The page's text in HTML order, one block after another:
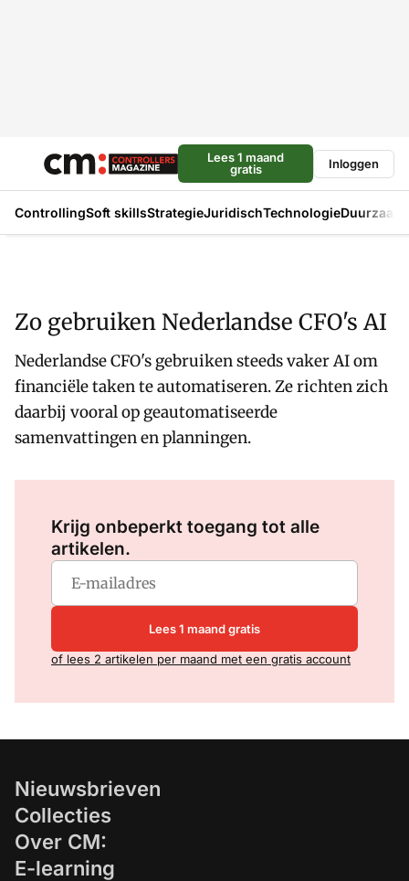
Lees 1 maand
gratis
Inloggen
ControllingSoft skillsStrategieJuridischTechnologie
Zo gebruiken Nederlandse CFO's AI
Nederlandse CFO's gebruiken steeds vaker AI om
financiële taken te automatiseren. Ze richten zich
daarbij vooral op geautomatiseerde
samenvattingen en planningen.
Krijg onbeperkt toegang tot alle
artikelen.
Lees 1 maand gratis
of lees 2 artikelen per maand met een gratis account
Nieuwsbrieven
Collecties
Over CM:
E-learning